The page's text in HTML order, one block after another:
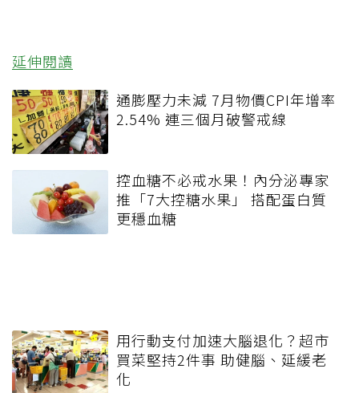
延伸閱讀
通膨壓力未減 7月物價CPI年增率
2.54% 連三個月破警戒線
控血糖不必戒水果！內分泌專家
推「7大控糖水果」 搭配蛋白質
更穩血糖
用行動支付加速大腦退化？超市
買菜堅持2件事 助健腦、延緩老
化